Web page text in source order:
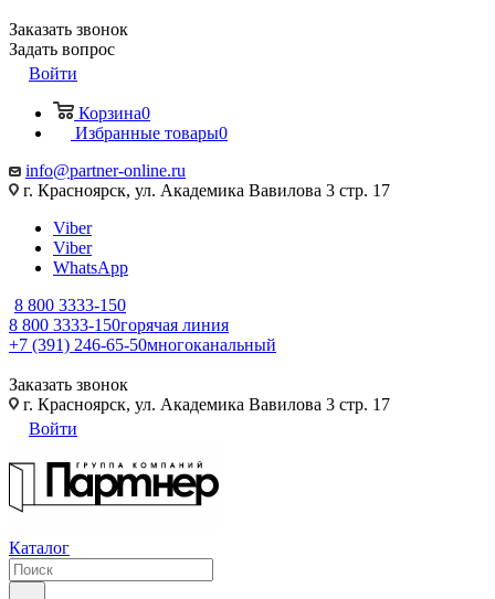
Заказать звонок
Задать вопрос
Войти
Корзина0
Избранные товары0
info@partner-online.ru
г. Красноярск, ул. Академика Вавилова 3 стр. 17
Viber
Viber
WhatsApp
8 800 3333-150
8 800 3333-150горячая линия
+7 (391) 246-65-50многоканальный
Заказать звонок
г. Красноярск, ул. Академика Вавилова 3 стр. 17
Войти
Каталог